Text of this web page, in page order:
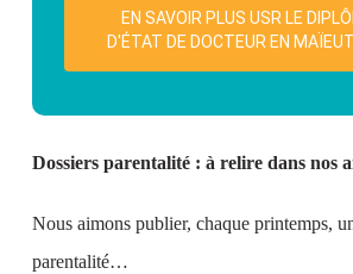
EN SAVOIR PLUS USR LE
D'ÉTAT DE DOCTEUR EN
Dossiers parentalité : à relire dans nos
Nous aimons publier, chaque printemps,
parentalité…